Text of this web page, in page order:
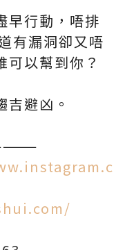
早行動，唔排
有漏洞卻又唔
可以幫到你？
避凶。